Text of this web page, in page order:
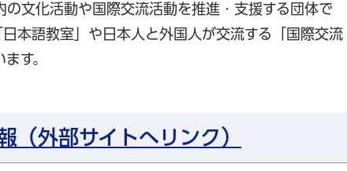
文化活動や国際交流活動を推進・支援する団体で
本語教室」や日本人と外国人が交流する「国際交流
す。
（外部サイトへリンク）